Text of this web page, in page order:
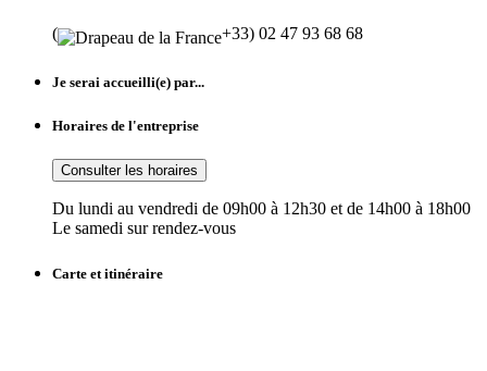
( +33) 02 47 93 68 68
Je serai accueilli(e) par...
Horaires de l'entreprise
Consulter les horaires
Du lundi au vendredi de 09h00 à 12h30 et de 14h00 à 18h00
Le samedi sur rendez-vous
Carte et itinéraire